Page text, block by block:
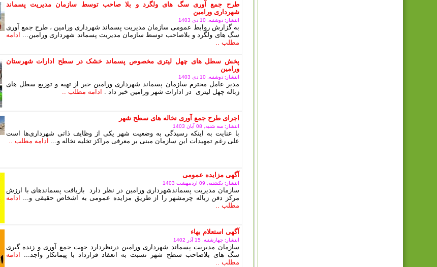
طرح جمع آوری سگ های ولگرد و بلا صاحب توسط سازمان مدیریت پسماند
شهرداری ورامین
انتشار: دوشنبه, 10 دی 1403
به گزارش روابط عمومی سازمان مدیریت پسماند شهرداری ورامین ، طرح جمع آوری
سگ های ولگرد و بلاصاحب توسط سازمان مدیریت پسماند شهرداری ورامین... ادامه
مطلب ..
پخش سطل های چهل لیتری مخصوص پسماند خشک در سطح ادارات شهرستان
ورامین
انتشار: دوشنبه, 10 دی 1403
مدیر عامل محترم سازمان پسماند شهرداری ورامین خبر از تهیه و توزیع سطل های
زباله چهل لیتری در ادارات شهر ورامین خبر داد . ادامه مطلب ..
اجرای طرح جمع آوری نخاله های سطح شهر
انتشار: سه شنبه, 08 آبان 1403
با عنایت به اینکه رسیدگی به وضعیت شهر یکی از وظایف ذاتی شهرداری‌ها است
علی رغم تمهیدات این سازمان مبنی بر معرفی مراکز تخلیه نخاله و... ادامه مطلب ..
آگهی مزایده عمومی
انتشار: یکشنبه, 09 ارديبهشت 1403
سازمان مدیریت پسماندشهرداری ورامین در نظر دارد بازیافت پسماندهای با ارزش
مرکز دفن زباله چرمشهر را از طریق مزایده عمومی به اشخاص حقیقی و... ادامه
مطلب ..
آگهی استعلام بهاء
انتشار: چهارشنبه, 15 آذر 1402
سازمان مدیریت پسماند شهرداری ورامین درنظردارد جهت جمع آوری و زنده گیری
سگ های بلاصاحب سطح شهر نسبت به انعقاد قرارداد با پیمانکار واجد...
ادامه
مطلب ..